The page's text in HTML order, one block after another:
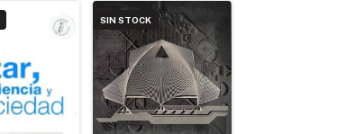
SIN STOCK